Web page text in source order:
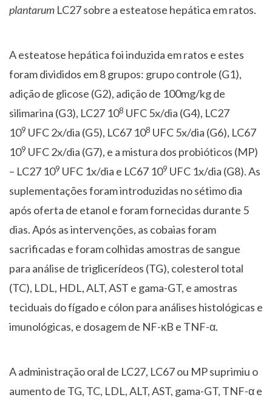
plantarum LC27 sobre a esteatose hepática em ratos.
A esteatose hepática foi induzida em ratos e estes
foram divididos em 8 grupos: grupo controle (G1),
adição de glicose (G2), adição de 100mg/kg de
silimarina (G3), LC27 108 UFC 5x/dia (G4), LC27
109 UFC 2x/dia (G5), LC67 108 UFC 5x/dia (G6), LC67
109 UFC 2x/dia (G7), e a mistura dos probióticos (MP)
– LC27 109 UFC 1x/dia e LC67 109 UFC 1x/dia (G8). As
suplementações foram introduzidas no sétimo dia
após oferta de etanol e foram fornecidas durante 5
dias. Após as intervenções, as cobaias foram
sacrificadas e foram colhidas amostras de sangue
para análise de triglicerídeos (TG), colesterol total
(TC), LDL, HDL, ALT, AST e gama-GT, e amostras
teciduais do fígado e cólon para análises histológicas e
imunológicas, e dosagem de NF-κB e TNF-α.
A administração oral de LC27, LC67 ou MP suprimiu o
aumento de TG, TC, LDL, ALT, AST, gama-GT, TNF-α e